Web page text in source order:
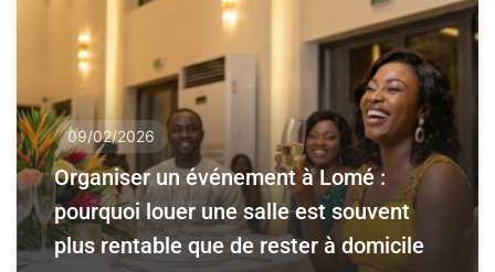
09/02/2026
Organiser un événement à Lomé :
pourquoi louer une salle est souvent
plus rentable que de rester à domicile